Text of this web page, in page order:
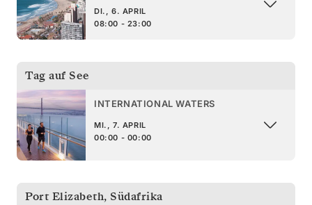
DI., 6. APRIL
08:00 - 23:00
Tag auf See
INTERNATIONAL WATERS
MI., 7. APRIL
00:00 - 00:00
Port Elizabeth, Südafrika